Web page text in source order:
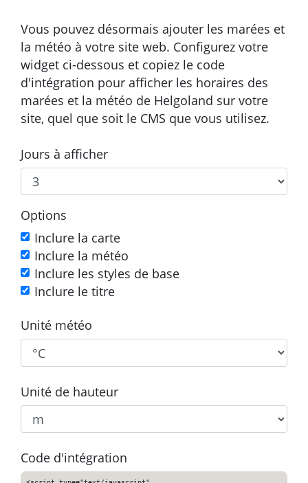
Vous pouvez désormais ajouter les marées et
la météo à votre site web. Configurez votre
widget ci-dessous et copiez le code
d'intégration pour afficher les horaires des
marées et la météo de Helgoland sur votre
site, quel que soit le CMS que vous utilisez.
Jours à afficher
Options
Inclure la carte
Inclure la météo
Inclure les styles de base
Inclure le titre
Unité météo
Unité de hauteur
Code d'intégration